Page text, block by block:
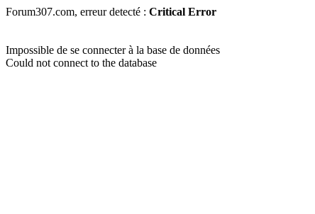
Forum307.com, erreur detecté : Critical Error
Impossible de se connecter à la base de données
Could not connect to the database